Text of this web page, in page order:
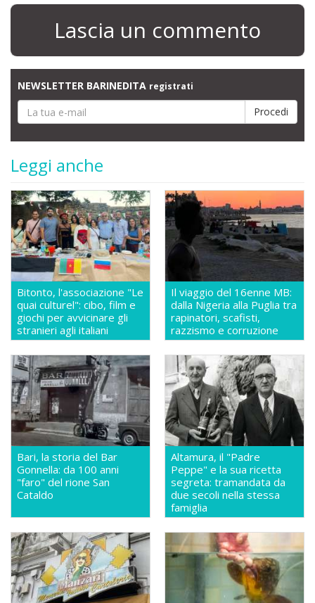
Lascia un commento
NEWSLETTER BARINEDITA registrati
Leggi anche
Bitonto, l'associazione "Le
quai culturel": cibo, film e
giochi per avvicinare gli
stranieri agli italiani
Il viaggio del 16enne MB:
dalla Nigeria alla Puglia tra
rapinatori, scafisti,
razzismo e corruzione
Bari, la storia del Bar
Gonnella: da 100 anni
"faro" del rione San
Cataldo
Altamura, il "Padre
Peppe" e la sua ricetta
segreta: tramandata da
due secoli nella stessa
famiglia